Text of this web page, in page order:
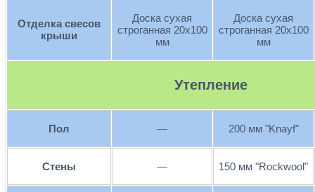
Отделка свесов
крыши
Доска сухая
строганная 20х100
мм
Доска сухая
строганная 20х100
мм
Утепление
Пол — 200 мм "Knayf"
Стены — 150 мм "Rockwool"